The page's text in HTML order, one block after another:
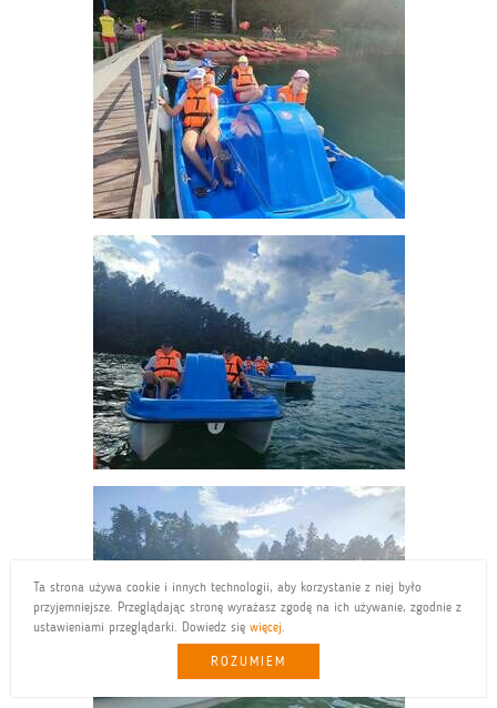
Ta strona używa cookie i innych technologii, aby korzystanie z niej było
przyjemniejsze. Przeglądając stronę wyrażasz zgodę na ich używanie, zgodnie z
ustawieniami przeglądarki. Dowiedz się więcej.
ROZUMIEM